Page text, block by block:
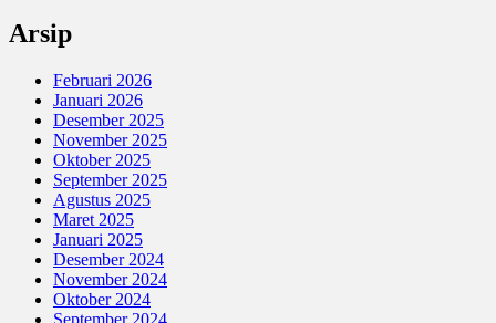
Arsip
Februari 2026
Januari 2026
Desember 2025
November 2025
Oktober 2025
September 2025
Agustus 2025
Maret 2025
Januari 2025
Desember 2024
November 2024
Oktober 2024
September 2024